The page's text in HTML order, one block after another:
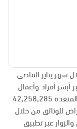
شهر يناير الماضي
ومن خلال منصة أبشر أفراد، بلغ عدد العمليات المنفذة 42,258,285
عملية استعراض للوثائق من خلال
عبر تطبيق